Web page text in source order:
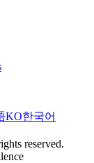
KO한국어
reserved.